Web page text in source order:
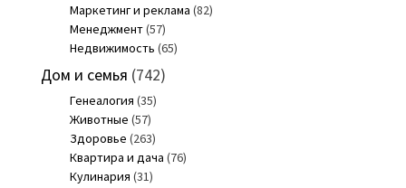
Маркетинг и реклама (82)
Менеджмент(57)
Недвижимость (65)
Дом и семья (742)
Генеалогия (35)
Животные (57)
Здоровье (263)
Квартира и дача (76)
Кулинария (31)